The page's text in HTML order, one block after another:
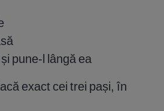
pune-l lângă ea
exact cei trei pași, în